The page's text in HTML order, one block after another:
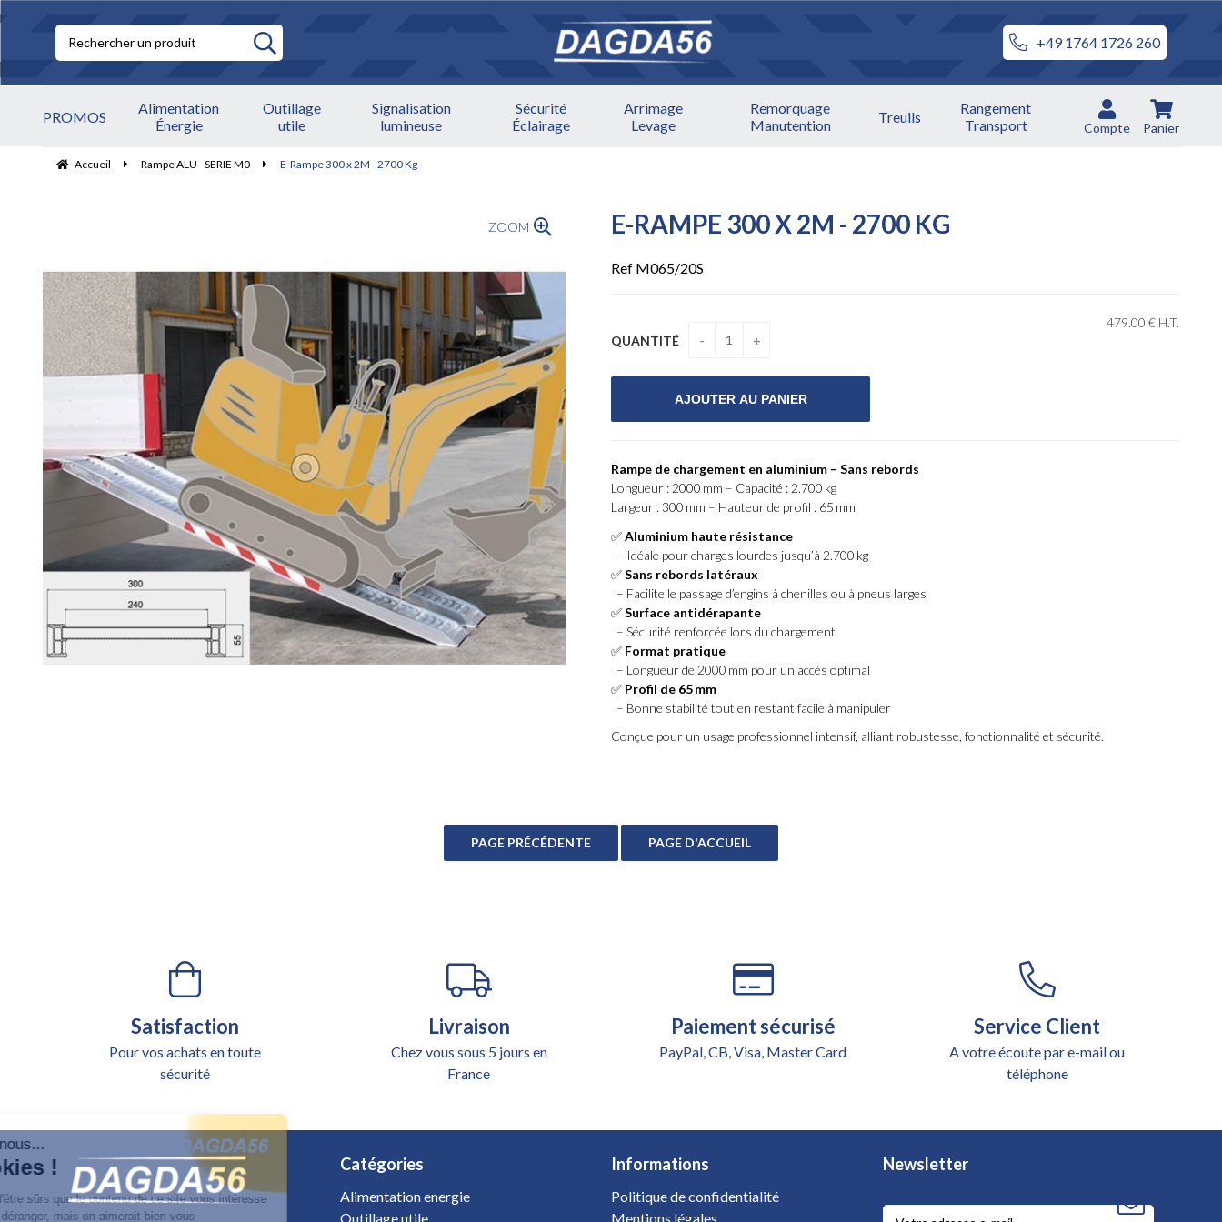
+49 1764 1726 260
PROMOS
Alimentation
Énergie
Outillage
utile
Signalisation
lumineuse
Sécurité
Éclairage
Arrimage
Levage
Remorquage
Manutention
Treuils
Rangement
Transport
Compte Panier
Accueil Rampe ALU - SERIE M0 E-Rampe 300 x 2M - 2700 Kg
ZOOM E-RAMPE 300 X 2M - 2700 KG
Ref M065/20S
479.00 € H.T.
QUANTITÉ
Rampe de chargement en aluminium – Sans rebords
Longueur : 2000 mm – Capacité : 2.700 kg
Largeur : 300 mm – Hauteur de profil : 65 mm
✅Aluminium haute résistance
– Idéale pour charges lourdes jusqu’à 2.700 kg
✅Sans rebords latéraux
– Facilite le passage d’engins à chenilles ou à pneus larges
✅Surface antidérapante
– Sécurité renforcée lors du chargement
✅ Format pratique
– Longueur de 2000 mm pour un accès optimal
✅ Profil de 65 mm
– Bonne stabilité tout en restant facile à manipuler
Conçue pour un usage professionnel intensif, alliant robustesse, fonctionnalité et sécurité.
Satisfaction
Pour vos achats en toute
sécurité
Livraison
Chez vous sous 5 jours en
France
Paiement sécurisé
PayPal, CB, Visa, Master Card
Service Client
A votre écoute par e-mail ou
téléphone
Catégories
Alimentation energie
Outillage utile
Informations
Politique de confidentialité
Mentions légales
Newsletter
Salut c'est nous...
les Cookies !
On a attendu d'être sûrs que le contenu de ce site vous intéresse
avant de vous déranger, mais on aimerait bien vous